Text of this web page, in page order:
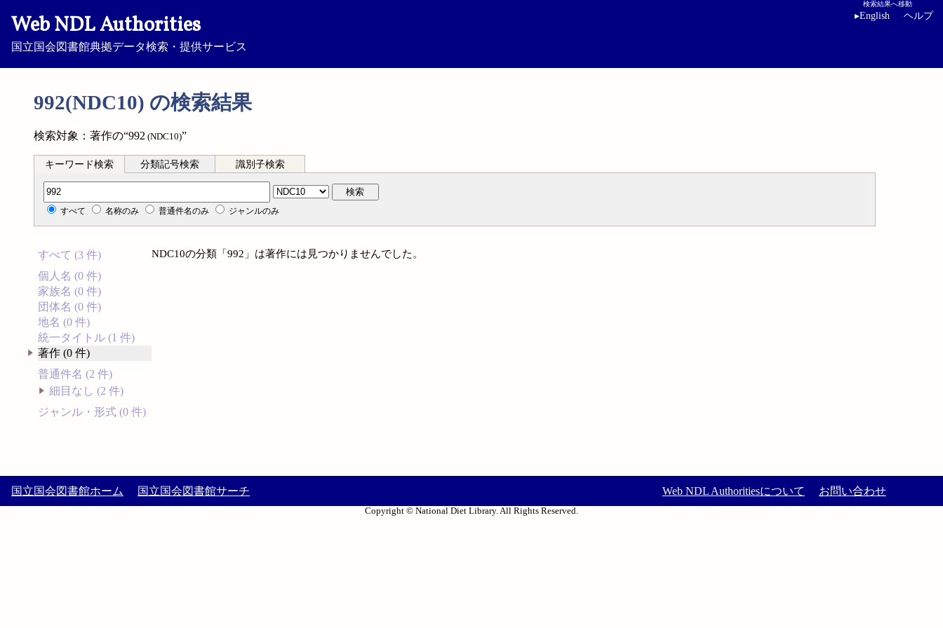
Web NDL Authorities
国立国会図書館典拠データ検索・提供サービス
検索結果へ移動
▸English ヘルプ
992(NDC10) の検索結果
検索対象：著作の“992 (NDC10)”
キーワード検索 分類記号検索 識別子検索
分類記号検索 検索
すべて 名称のみ 普通件名のみ ジャンルのみ
すべて (3 件)
個人名 (0 件)
家族名 (0 件)
団体名 (0 件)
地名 (0 件)
統一タイトル (1 件)
著作 (0 件)
普通件名 (2 件)
細目なし (2 件)
ジャンル・形式 (0 件)
NDC10の分類「992」は著作には見つかりませんでした。
国立国会図書館ホーム 国立国会図書館サーチ Web NDL Authoritiesについて お問い合わせ
Copyright © National Diet Library. All Rights Reserved.